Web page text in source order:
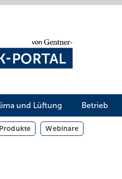
und Lüftung Betrieb
Produkte Webinare